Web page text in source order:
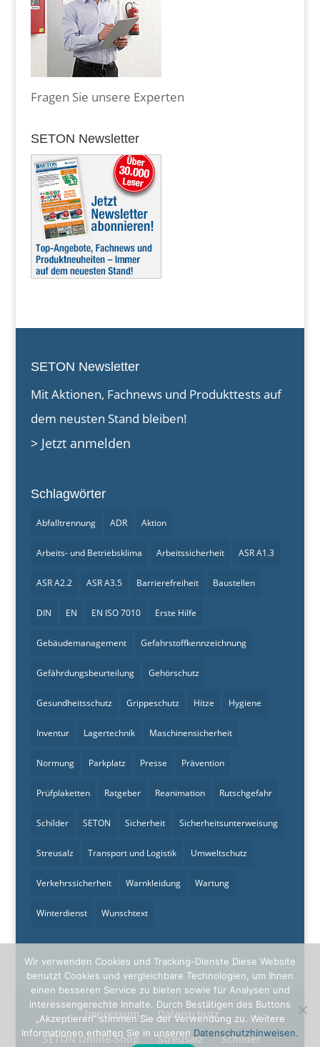
Fragen Sie unsere Experten
SETON Newsletter
SETON Newsletter
Mit Aktionen, Fachnews und Produkttests auf
dem neusten Stand bleiben!
> Jetzt anmelden
Schlagwörter
Abfalltrennung ADR Aktion
Arbeits- und Betriebsklima Arbeitssicherheit ASR A1.3
ASR A2.2 ASR A3.5 Barrierefreiheit Baustellen
DIN EN EN ISO 7010 Erste Hilfe
Gebäudemanagement Gefahrstoffkennzeichnung
Gefährdungsbeurteilung Gehörschutz
Gesundheitsschutz Grippeschutz Hitze Hygiene
Inventur Lagertechnik Maschinensicherheit
Normung Parkplatz Presse Prävention
Prüfplaketten Ratgeber Reanimation Rutschgefahr
Schilder SETON Sicherheit Sicherheitsunterweisung
Streusalz Transport und Logistik Umweltschutz
Verkehrssicherheit Warnkleidung Wartung
Winterdienst Wunschtext
Impressum
Datenschutz
SETON Online-Shop
Streusalz Schilder
Wir verwenden Cookies und Tracking-Dienste Diese Website
benutzt Cookies und vergleichbare Technologien, um Ihnen
einen besseren Service zu bieten sowie für Analysen und
interessengerechte Inhalte. Durch Bestätigen des Buttons
„Akzeptieren“ stimmen Sie der Verwendung zu. Weitere
Informationen erhalten Sie in unseren Datenschutzhinweisen.